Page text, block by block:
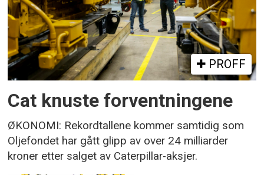
PROFF
Cat knuste forventningene
ØKONOMI: Rekordtallene kommer samtidig som
Oljefondet har gått glipp av over 24 milliarder
kroner etter salget av Caterpillar-aksjer.